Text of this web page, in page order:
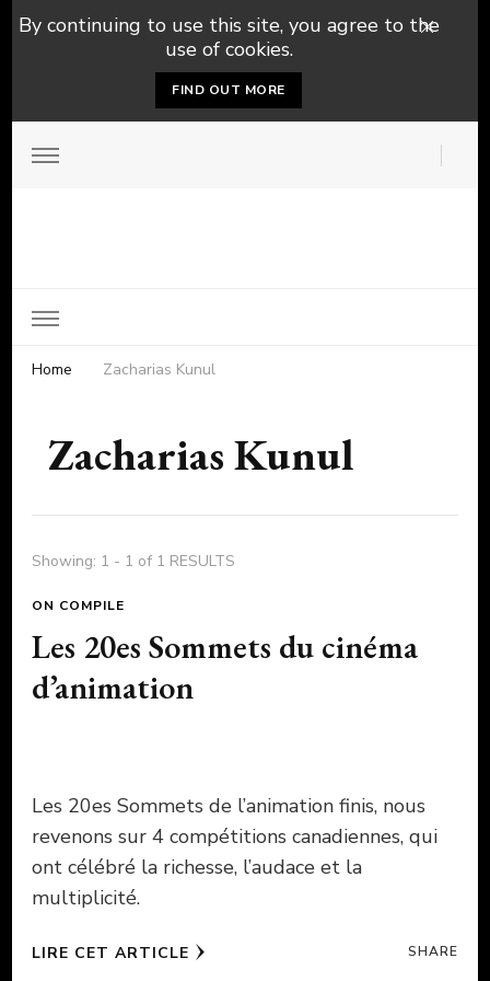
By continuing to use this site, you agree to the
use of cookies.
FIND OUT MORE
Home Zacharias Kunul
Zacharias Kunul
Showing: 1 - 1 of 1 RESULTS
ON COMPILE
Les 20es Sommets du cinéma
d’animation
Les 20es Sommets de l’animation finis, nous
revenons sur 4 compétitions canadiennes, qui
ont célébré la richesse, l’audace et la
multiplicité.
LIRE CET ARTICLE SHARE